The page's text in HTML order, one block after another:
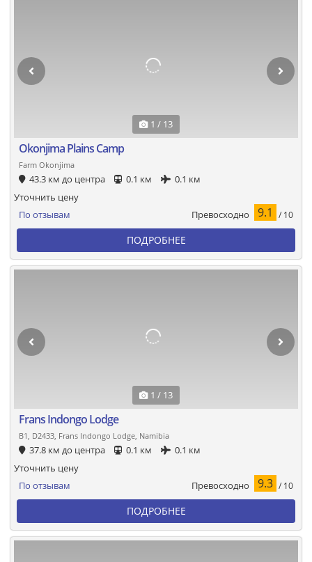
1 / 13
Okonjima Plains Camp
Farm Okonjima
43.3 км до центра 0.1 км 0.1 км
По отзывам Превосходно 9.1 / 10
Уточнить цену
ПОДРОБНЕЕ
1 / 13
Frans Indongo Lodge
B1, D2433, Frans Indongo Lodge, Namibia
37.8 км до центра 0.1 км 0.1 км
По отзывам Превосходно 9.3 / 10
Уточнить цену
ПОДРОБНЕЕ